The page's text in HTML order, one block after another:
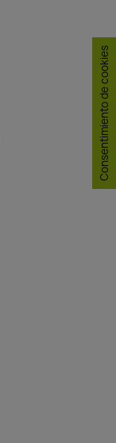
Consentimiento de cookies